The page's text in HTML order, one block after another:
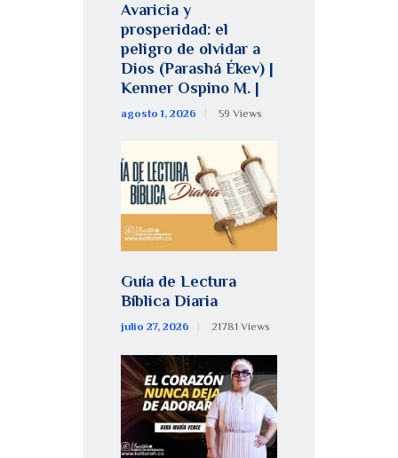
Avaricia y
prosperidad: el
peligro de olvidar a
Dios (Parashá Ékev) |
Kenner Ospino M. |
agosto 1, 2026 59 Views
Guía de Lectura
Bíblica Diaria
julio 27, 2026 21781 Views